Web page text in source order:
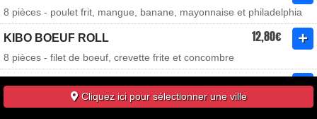
8 pièces - poulet frit, mangue, banane, mayonnaise et philadelphia
KIBO BOEUF ROLL 12,80€
8 pièces - filet de boeuf, crevette frite et concombre
KIBO COULEUR ROLL 12,80€
8 pièces - saumon, thon, philadelphia, concombre et oeufs de lompe
Cliquez ici pour sélectionner une ville